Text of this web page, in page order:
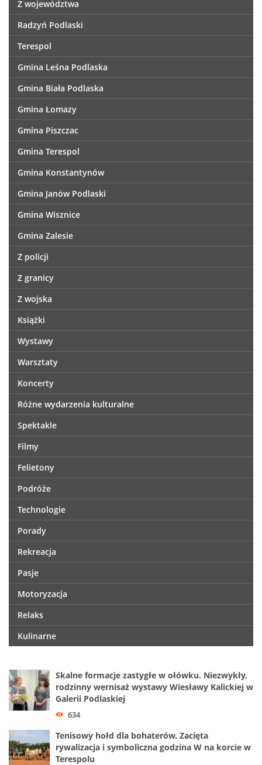
Z województwa
Radzyń Podlaski
Terespol
Gmina Leśna Podlaska
Gmina Biała Podlaska
Gmina Łomazy
Gmina Piszczac
Gmina Terespol
Gmina Konstantynów
Gmina Janów Podlaski
Gmina Wisznice
Gmina Zalesie
Z policji
Z granicy
Z wojska
Książki
Wystawy
Warsztaty
Koncerty
Różne wydarzenia kulturalne
Spektakle
Filmy
Felietony
Podróże
Technologie
Porady
Rekreacja
Pasje
Motoryzacja
Relaks
Kulinarne
Skalne formacje zastygłe w ołówku. Niezwykły,
rodzinny wernisaż wystawy Wiesławy Kalickiej w
Galerii Podlaskiej
634
Tenisowy hołd dla bohaterów. Zacięta
rywalizacja i symboliczna godzina W na korcie w
Terespolu